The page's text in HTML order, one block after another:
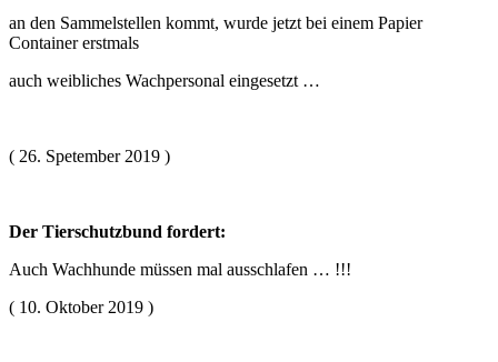
an den Sammelstellen kommt, wurde jetzt bei einem Papier
Container erstmals
auch weibliches Wachpersonal eingesetzt …
( 26. Spetember 2019 )
Der Tierschutzbund fordert:
Auch Wachhunde müssen mal ausschlafen … !!!
( 10. Oktober 2019 )